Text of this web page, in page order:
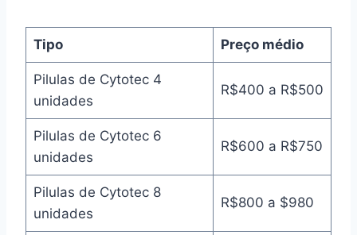
Tipo Preço médio
Pilulas de Cytotec 4
unidades
R$400 a R$500
Pilulas de Cytotec 6
unidades
R$600 a R$750
Pilulas de Cytotec 8
unidades
R$800 a $980